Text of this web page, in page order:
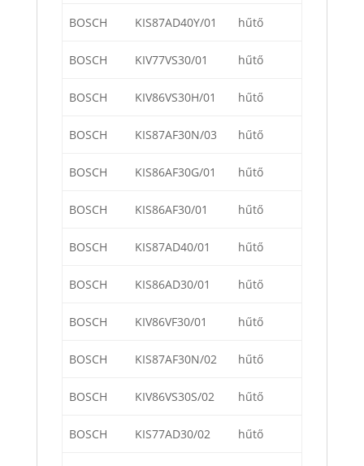
BOSCH KIS87AD40Y/01 hűtő
BOSCH KIV77VS30/01 hűtő
BOSCH KIV86VS30H/01 hűtő
BOSCH KIS87AF30N/03 hűtő
BOSCH KIS86AF30G/01 hűtő
BOSCH KIS86AF30/01 hűtő
BOSCH KIS87AD40/01 hűtő
BOSCH KIS86AD30/01 hűtő
BOSCH KIV86VF30/01 hűtő
BOSCH KIS87AF30N/02 hűtő
BOSCH KIV86VS30S/02 hűtő
BOSCH KIS77AD30/02 hűtő